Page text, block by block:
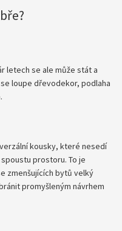
letech se ale může stát a
loupe dřevodekor, podlaha
kousky, které nesedí
prostoru. To je
zmenšujících bytů velký
promyšleným návrhem